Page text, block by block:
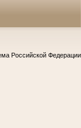
Российской